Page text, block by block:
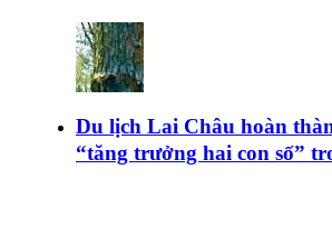
Du lịch Lai Châu hoàn
“tăng trưởng hai con số”